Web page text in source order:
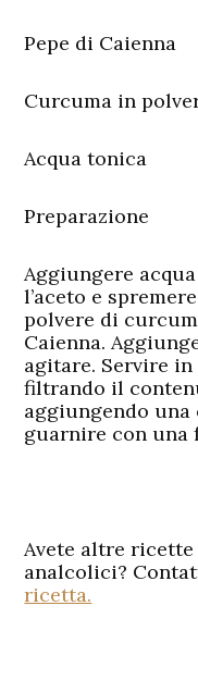
Pepe di Caienna
Curcuma in
Acqua tonica
Preparazione
Aggiungere
l’aceto e
polvere di
Caienna.
agitare. Servire
filtrando il
aggiungendo una
guarnire con una
Avete altre
analcolici?
ricetta.